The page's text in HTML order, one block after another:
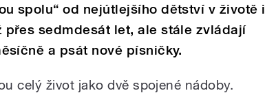
spolu“ od nejútlejšího dětství v životě i
přes sedmdesát let, ale stále zvládají
a psát nové písničky.
celý život jako dvě spojené nádoby.